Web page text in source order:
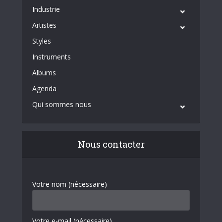
Industrie
Artistes
Styles
Instruments
Albums
Agenda
Qui sommes nous
Nous contacter
Votre nom (nécessaire)